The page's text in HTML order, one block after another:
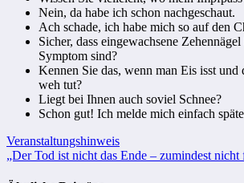
Nein, da habe ich schon nachgeschaut.
Ach schade, ich habe mich so auf den
Sicher, dass eingewachsene
Symptom sind?
Kennen Sie das, wenn man Eis isst
weh tut?
Liegt bei Ihnen auch soviel Schnee?
Schon gut! Ich melde mich einfach
Beitragsnavigation
Veranstaltungshinweis
„Der Tod ist nicht das Ende – zumindest